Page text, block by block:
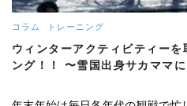
コラム トレーニング
ウィンターアクティビティー
ング！！ 〜雪国出身サカママ